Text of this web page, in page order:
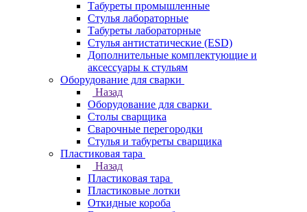
Табуреты промышленные
Стулья лабораторные
Табуреты лабораторные
Стулья антистатические (ESD)
Дополнительные комплектующие и
аксессуары к стульям
Оборудование для сварки
Назад
Оборудование для сварки
Столы сварщика
Сварочные перегородки
Стулья и табуреты сварщика
Пластиковая тара
Назад
Пластиковая тара
Пластиковые лотки
Откидные короба